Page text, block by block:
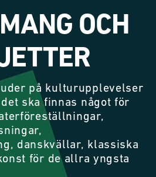
OCH
på kulturupplevelser
ska finnas något för
danskvällar, klassiska
för de allra yngsta